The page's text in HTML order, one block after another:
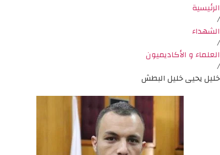
الرئيسية
/
الشهداء
/
العلماء و الأكاديميون
/
خليل يحيى خليل البطش